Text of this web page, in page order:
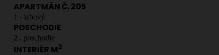
APARTMÁN Č.205
1 - izbový
POSCHODIE
2 . poschodie
INTERIÉR M2